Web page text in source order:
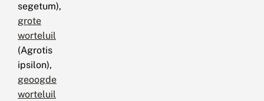
segetum),
grote
worteluil
(Agrotis
ipsilon),
geoogde
worteluil